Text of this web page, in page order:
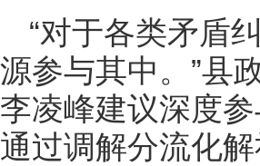
“对于各类矛盾
源参与其中。”县
李凌峰建议深度
通过调解分流化